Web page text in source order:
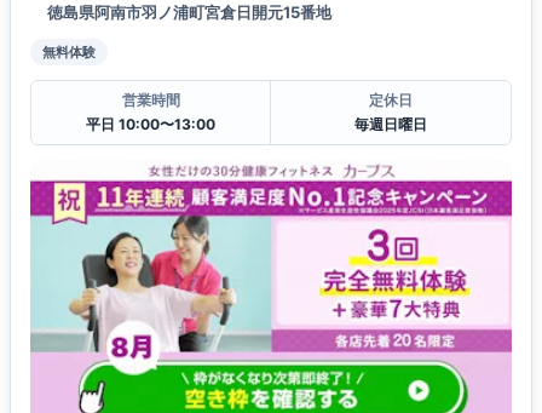
徳島県阿南市羽ノ浦町宮倉日開元15番地
無料体験
営業時間
平日 10:00〜13:00
定休日
毎週日曜日